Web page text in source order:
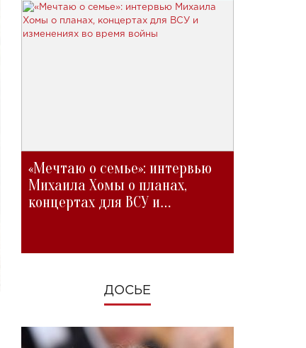
«Мечтаю о семье»: интервью
Михаила Хомы о планах,
концертах для ВСУ и
ДОСЬЕ